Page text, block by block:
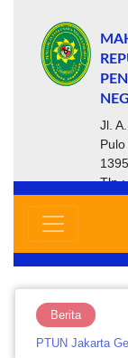
Jl.
Tlp :
Berita